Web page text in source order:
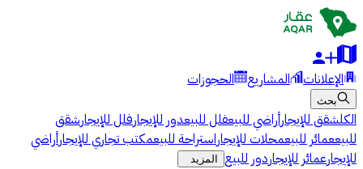
الإعلانات المشاريع الحجوزات
بحث
الكلشقق للإيجارأراضي للبيعفلل للبيعدور للإيجارفلل للإيجارشقق
للبيععمائر للبيعمحلات للإيجاراستراحة للبيعمكتب تجاري للإيجارأراضي
للإيجارعمائر للإيجاردور للبيع المزيد